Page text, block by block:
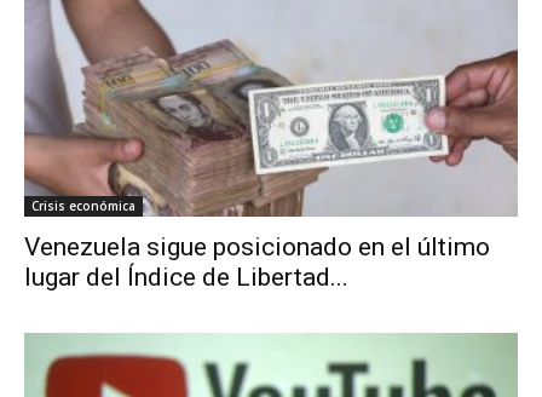
Crisis económica
Venezuela sigue posicionado en el último
lugar del Índice de Libertad...